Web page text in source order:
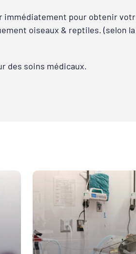
immédiatement pour obtenir
oiseaux & reptiles. (selon
des soins médicaux.